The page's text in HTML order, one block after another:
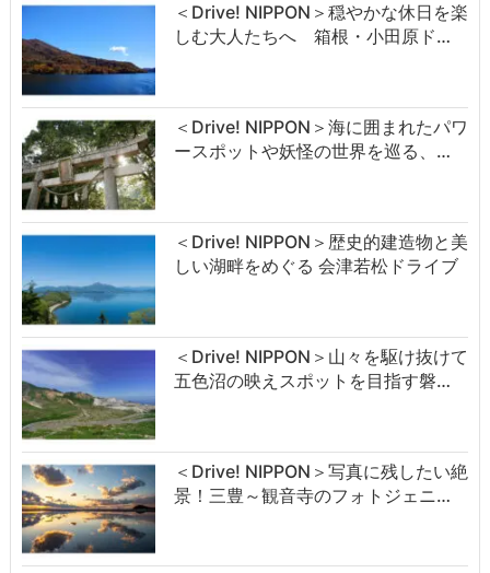
＜Drive! NIPPON＞穏やかな休日を楽
しむ大人たちへ 箱根・小田原ド…
＜Drive! NIPPON＞海に囲まれたパワ
ースポットや妖怪の世界を巡る、…
＜Drive! NIPPON＞歴史的建造物と美
しい湖畔をめぐる 会津若松ドライブ
＜Drive! NIPPON＞山々を駆け抜けて
五色沼の映えスポットを目指す磐…
＜Drive! NIPPON＞写真に残したい絶
景！三豊～観音寺のフォトジェニ…